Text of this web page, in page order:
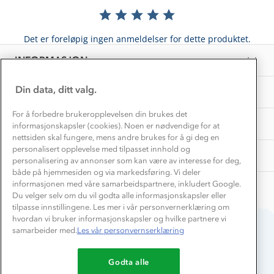
Det er foreløpig ingen anmeldelser for dette produktet.
INFORMASJON
Bedrift, barnehage og SFO
Presse
OM OSS
Samarbeide med oss?
TIPS OG RÅD
Vask og vedlikehold
EL-retur
Store størrelser
Turmat oppskrifter
Beredskap
AKTIVITETER
Få turinspirasjon og tips her⛰
Overnatte utendørs⛺
Leirskole 🥾
Barnehageansatt
Tips til hyttetur
Du betaler enkelt med
Din data, ditt valg.
For å forbedre brukeropplevelsen din brukes det
informasjonskapsler (cookies). Noen er nødvendige for at
nettsiden skal fungere, mens andre brukes for å gi deg en
personalisert opplevelse med tilpasset innhold og
personalisering av annonser som kan være av interesse for deg,
både på hjemmesiden og via markedsføring. Vi deler
informasjonen med våre samarbeidspartnere, inkludert Google.
Du velger selv om du vil godta alle informasjonskapsler eller
tilpasse innstillingene. Les mer i vår personvernerklæring om
hvordan vi bruker informasjonskapsler og hvilke partnere vi
samarbeider med.Les vår personvernserklæring
Godta alle